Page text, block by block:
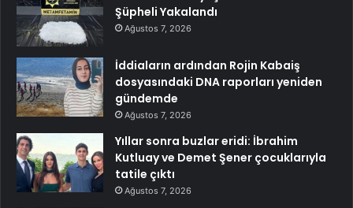
Şüpheli Yakalandı
Ağustos 7, 2026
İddiaların ardından Rojin Kabaiş
dosyasındaki DNA raporları yeniden
gündemde
Ağustos 7, 2026
Yıllar sonra buzlar eridi: İbrahim
Kutluay ve Demet Şener çocuklarıyla
tatile çıktı
Ağustos 7, 2026